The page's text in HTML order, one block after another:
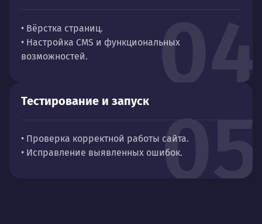
04
• Вёрстка страниц.
• Настройка CMS и функциональных
возможностей.
05
Тестирование и запуск
• Проверка корректной работы сайта.
• Исправление выявленных ошибок.